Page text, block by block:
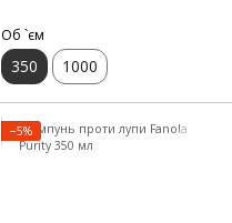
Об `єм
350 1000
−5%